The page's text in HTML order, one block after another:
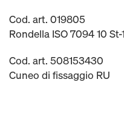
Cod. art. 019805
Rondella ISO 7094 10
Cod. art. 508153430
Cuneo di fissaggio RU